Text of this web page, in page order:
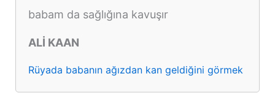
babam da sağlığına kavuşır
ALİ KAAN
Rüyada babanın ağızdan kan geldiğini görmek